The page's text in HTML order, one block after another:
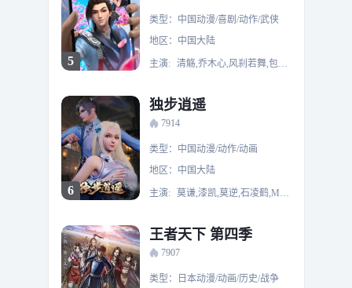
5
类型：中国动漫/喜剧/动作/武侠
地区：中国大陆
主演: 清觞,乔木心,风刹若舞,包子,笪怡倩,小眠,木城,井井,王扶摇,叁叁,小芷兰,橙子,小直,懿涵卷卷
6
独步逍遥
7914
类型：中国动漫/动作/动画
地区：中国大陆
主演: 莫谦,漆凯,莫逆,石凌鹤,MO,大海,索格,思东,X,雅澜,飞云,OJ,阿边,林珄,石头,滕家俊
王者天下 第四季
7907
类型：日本动漫/动画/历史/战争